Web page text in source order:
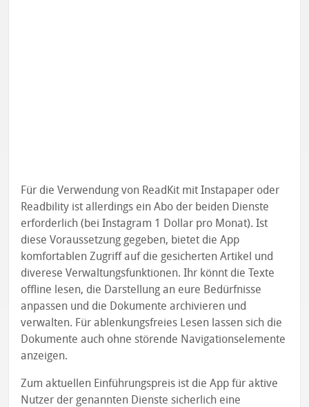
Für die Verwendung von ReadKit mit Instapaper oder
Readbility ist allerdings ein Abo der beiden Dienste
erforderlich (bei Instagram 1 Dollar pro Monat). Ist
diese Voraussetzung gegeben, bietet die App
komfortablen Zugriff auf die gesicherten Artikel und
diverese Verwaltungsfunktionen. Ihr könnt die Texte
offline lesen, die Darstellung an eure Bedürfnisse
anpassen und die Dokumente archivieren und
verwalten. Für ablenkungsfreies Lesen lassen sich die
Dokumente auch ohne störende Navigationselemente
anzeigen.
Zum aktuellen Einführungspreis ist die App für aktive
Nutzer der genannten Dienste sicherlich eine